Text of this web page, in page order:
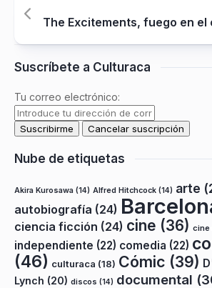
The Excitements, fuego en el
Suscríbete a Culturaca
Tu correo electrónico:
Nube de etiquetas
Akira Kurosawa (14) Alfred Hitchcock (14) arte
autobiografía (24)
ciencia ficción (24) cine (36) cine
independiente (22) comedia (22)
(46) culturaca (18) Cómic (39)
Lynch (20) discos (14) documental